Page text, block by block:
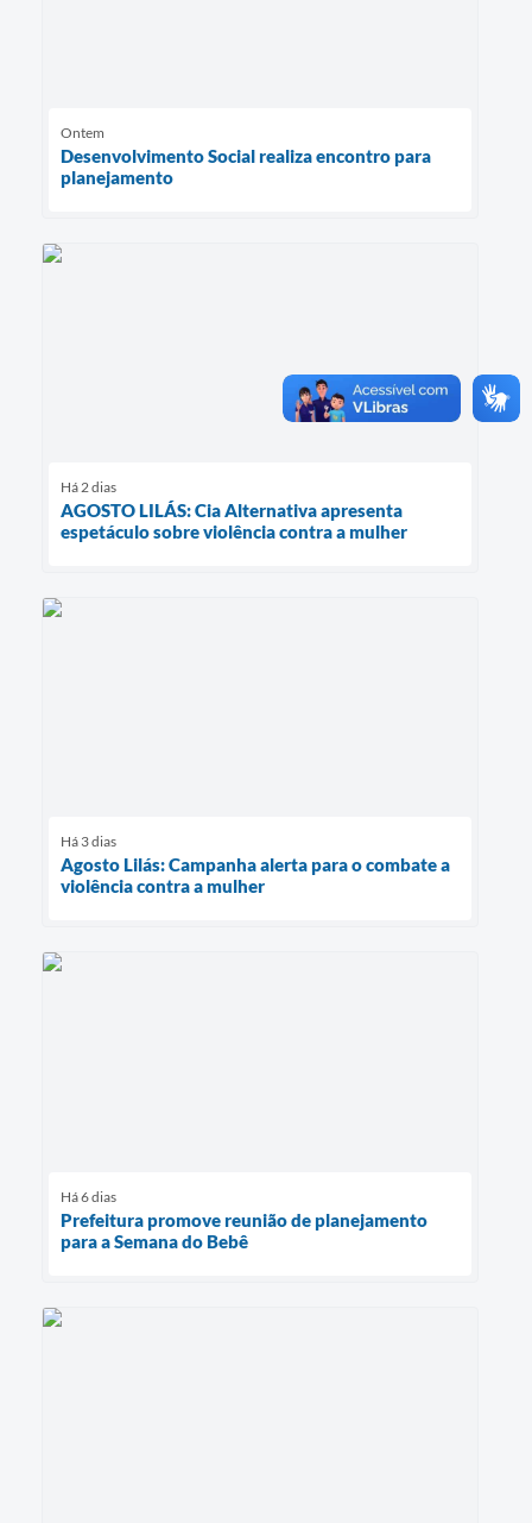
Ontem
Desenvolvimento Social realiza encontro para
planejamento
Há 2 dias
AGOSTO LILÁS: Cia Alternativa apresenta
espetáculo sobre violência contra a mulher
Há 3 dias
Agosto Lilás: Campanha alerta para o combate a
violência contra a mulher
Há 6 dias
Prefeitura promove reunião de planejamento
para a Semana do Bebê